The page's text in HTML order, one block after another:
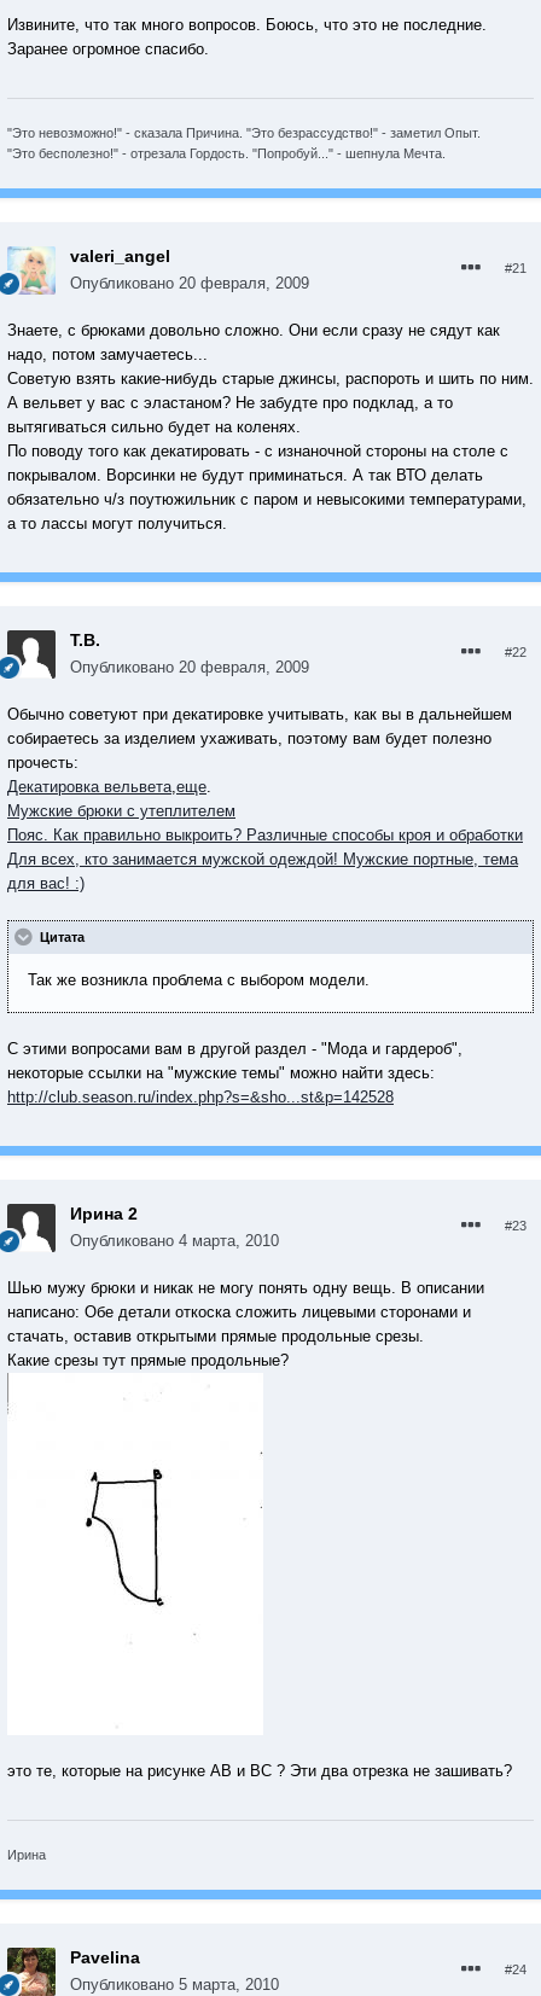
Извините, что так много вопросов. Боюсь, что это не последние.
Заранее огромное спасибо.
"Это невозможно!" - сказала Причина. "Это безрассудство!" - заметил Опыт.
"Это бесполезно!" - отрезала Гордость. "Попробуй..." - шепнула Мечта.
valeri_angel
Опубликовано 20 февраля, 2009
#21
Знаете, с брюками довольно сложно. Они если сразу не сядут как
надо, потом замучаетесь...
Советую взять какие-нибудь старые джинсы, распороть и шить по ним.
А вельвет у вас с эластаном? Не забудте про подклад, а то
вытягиваться сильно будет на коленях.
По поводу того как декатировать - с изнаночной стороны на столе с
покрывалом. Ворсинки не будут приминаться. А так ВТО делать
обязательно ч/з поутюжильник с паром и невысокими температурами,
а то лассы могут получиться.
Т.В.
Опубликовано 20 февраля, 2009
#22
Обычно советуют при декатировке учитывать, как вы в дальнейшем
собираетесь за изделием ухаживать, поэтому вам будет полезно
прочесть:
Декатировка вельвета,еще.
Мужские брюки с утеплителем
Пояс. Как правильно выкроить? Pазличные способы кроя и обработки
Для всех, кто занимается мужской одеждой! Мужские портные, тема
для вас! :)
Цитата
Так же возникла проблема с выбором модели.
С этими вопросами вам в другой раздел - "Мода и гардероб",
некоторые ссылки на "мужские темы" можно найти здесь:
http://club.season.ru/index.php?s=&sho...st&p=142528
Ирина 2
Опубликовано 4 марта, 2010
#23
Шью мужу брюки и никак не могу понять одну вещь. В описании
написано: Обе детали откоска сложить лицевыми сторонами и
стачать, оставив открытыми прямые продольные срезы.
Какие срезы тут прямые продольные?
это те, которые на рисунке AB и BC ? Эти два отрезка не зашивать?
Ирина
Pavelina
Опубликовано 5 марта, 2010
#24